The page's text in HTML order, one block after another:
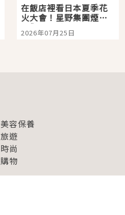
在飯店裡看日本夏季花
火大會！星野集團煙火
景觀飯店6選，讓你不用
人擠人悠閒欣賞
2026年07月25日
美容保養
旅遊
時尚
購物